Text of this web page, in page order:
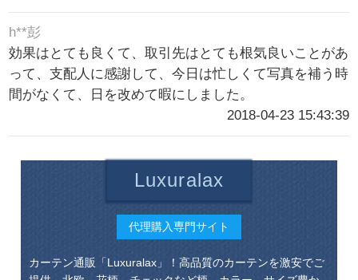
h**彭
効果はとても良くて、取引先はとても根気良いことがあ
って、支配人に感謝して、今日は忙しくて写真を補う時
間がなくて、日を改めて暇にしました。
2018-04-23 15:43:39
Luxuralax
代理購入専門サイト
カーテン通販「Luxuralax」！高品質のカーテンを激安でご